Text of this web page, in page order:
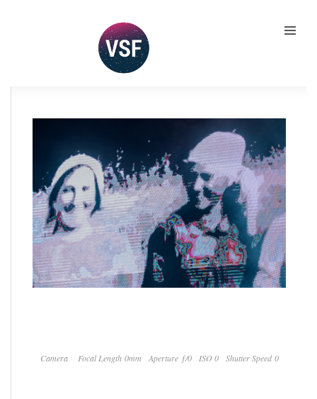
Camera Focal Length 0mm Aperture ƒ/0 ISO 0 Shutter Speed 0